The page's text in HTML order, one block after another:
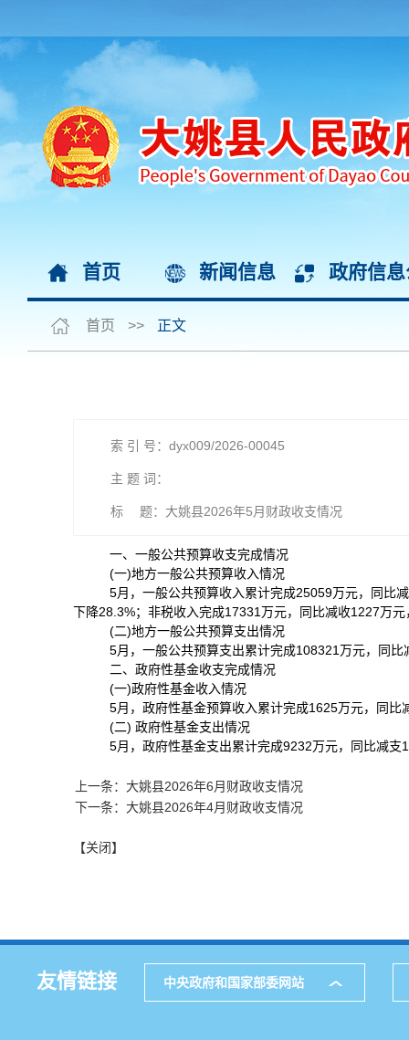
首页 新闻信息 政府信
首页 >> 正文
索 引 号：dyx009/2026-00045
主 题 词：
标 题：大姚县2026年5月财政收支情况
一、一般公共预算收支完成情况
(一)地方一般公共预算收入情况
5月，一般公共预算收入累计完成25059万元，同比
下降28.3%；非税收入完成17331万元，同比减收1227万
(二)地方一般公共预算支出情况
5月，一般公共预算支出累计完成108321万元，同
二、政府性基金收支完成情况
(一)政府性基金收入情况
5月，政府性基金预算收入累计完成1625万元，同
(二) 政府性基金支出情况
5月，政府性基金支出累计完成9232万元，同比减
上一条：大姚县2026年6月财政收支情况
下一条：大姚县2026年4月财政收支情况
【关闭】
友情链接 中央政府和国家部委网站